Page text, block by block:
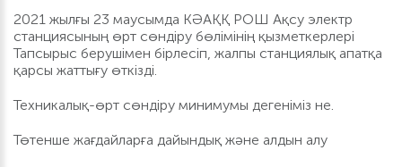
2021 жылғы 23 маусымда КӘАҚҚ РОШ Ақсу электр
станциясының өрт сөндіру бөлімінің қызметкерлері
Тапсырыс берушімен бірлесіп, жалпы станциялық апатқа
қарсы жаттығу өткізді.
Техникалық-өрт сөндіру минимумы дегеніміз не.
Төтенше жағдайларға дайындық және алдын алу